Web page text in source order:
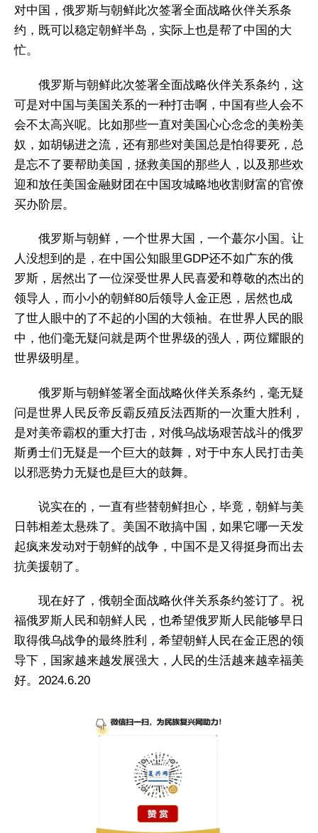
对中国，俄罗斯与朝鲜此次签署全面战略伙伴关系条
约，既可以稳定朝鲜半岛，实际上也是帮了中国的大
忙。
俄罗斯与朝鲜此次签署全面战略伙伴关系条约，这
可是对中国与美国关系的一种打击啊，中国有些人会不
会不太高兴呢。比如那些一直对美国心心念念的美粉美
奴，如胡锡进之流，还有那些对美国总是怕得要死，总
是忘不了要帮助美国，拯救美国的那些人，以及那些欢
迎和放任美国金融财团在中国攻城略地收割财富的官僚
买办阶层。
俄罗斯与朝鲜，一个世界大国，一个蕞尔小国。让
人没想到的是，在中国公知眼里GDP还不如广东的俄
罗斯，居然出了一位深受世界人民喜爱和尊敬的杰出的
领导人，而小小的朝鲜80后领导人金正恩，居然也成
了世人眼中的了不起的小国的大领袖。在世界人民的眼
中，他们毫无疑问就是两个世界级的强人，两位耀眼的
世界级明星。
俄罗斯与朝鲜签署全面战略伙伴关系条约，毫无疑
问是世界人民反帝反霸反殖反法西斯的一次重大胜利，
是对美帝霸权的重大打击，对俄乌战场艰苦战斗的俄罗
斯勇士们无疑是一个巨大的鼓舞，对于中东人民打击美
以邪恶势力无疑也是巨大的鼓舞。
说实在的，一直有些替朝鲜担心，毕竟，朝鲜与美
日韩相差太悬殊了。美国不敢搞中国，如果它哪一天发
起疯来发动对于朝鲜的战争，中国不是又得挺身而出去
抗美援朝了。
现在好了，俄朝全面战略伙伴关系条约签订了。祝
福俄罗斯人民和朝鲜人民，也希望俄罗斯人民能够早日
取得俄乌战争的最终胜利，希望朝鲜人民在金正恩的领
导下，国家越来越发展强大，人民的生活越来越幸福美
好。2024.6.20